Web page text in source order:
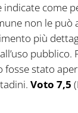
indicate come
non le può
più
fosse stato
Voto 7,5